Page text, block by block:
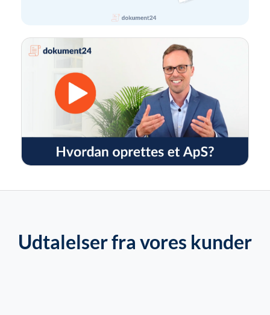
Udtalelser fra vores kunder